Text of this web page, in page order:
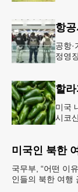
공항·
정영
미국
시코
미국인 북한
국무부, “어떤 이
인들의 북한 여행